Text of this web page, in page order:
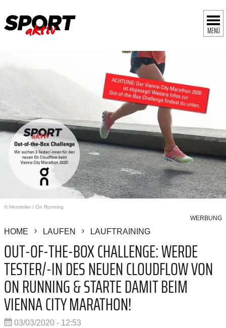
MENÜ
© Hersteller / On Running
WERBUNG
HOME LAUFEN LAUFTRAINING
OUT-OF-THE-BOX CHALLENGE: WERDE
TESTER/-IN DES NEUEN CLOUDFLOW VON
ON RUNNING & STARTE DAMIT BEIM
VIENNA CITY MARATHON!
03/03/2020 - 12:53